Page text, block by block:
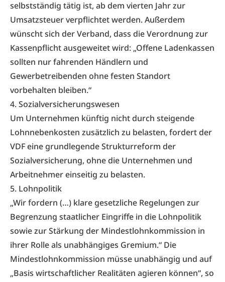
selbstständig tätig ist, ab dem vierten Jahr zur
Umsatzsteuer verpflichtet werden. Außerdem
wünscht sich der Verband, dass die Verordnung zur
Kassenpflicht ausgeweitet wird: „Offene Ladenkassen
sollten nur fahrenden Händlern und
Gewerbetreibenden ohne festen Standort
vorbehalten bleiben.“
4. Sozialversicherungswesen
Um Unternehmen künftig nicht durch steigende
Lohnnebenkosten zusätzlich zu belasten, fordert der
VDF eine grundlegende Strukturreform der
Sozialversicherung, ohne die Unternehmen und
Arbeitnehmer einseitig zu belasten.
5. Lohnpolitik
„Wir fordern (…) klare gesetzliche Regelungen zur
Begrenzung staatlicher Eingriffe in die Lohnpolitik
sowie zur Stärkung der Mindestlohnkommission in
ihrer Rolle als unabhängiges Gremium.“ Die
Mindestlohnkommission müsse unabhängig und auf
„Basis wirtschaftlicher Realitäten agieren können“, so